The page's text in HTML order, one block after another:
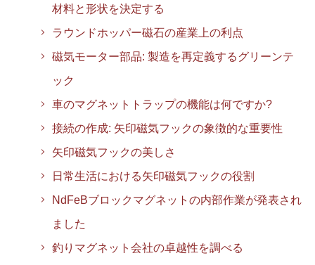
材料と形状を決定する
ラウンドホッパー磁石の産業上の利点
磁気モーター部品: 製造を再定義するグリーンテ
ック
車のマグネットトラップの機能は何ですか?
接続の作成: 矢印磁気フックの象徴的な重要性
矢印磁気フックの美しさ
日常生活における矢印磁気フックの役割
NdFeBブロックマグネットの内部作業が発表され
ました
釣りマグネット会社の卓越性を調べる